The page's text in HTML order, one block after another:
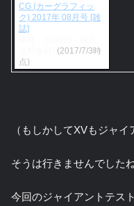
CG (カーグラフィッ
ク) 2017年 08月号 [雑
誌]
(2017/7/3時
点)
（もしかしてXVもジャイ
そうは行きませんでした
今回のジャイアントテス